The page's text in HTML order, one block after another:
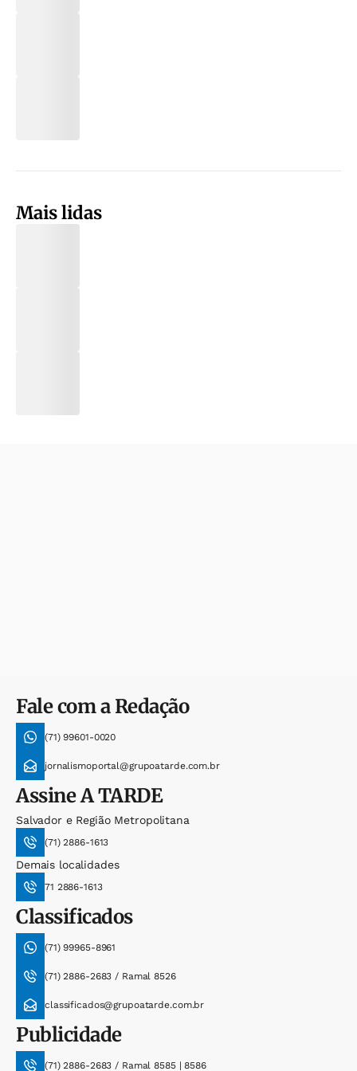
Mais lidas
Fale com a Redação
(71) 99601-0020
jornalismoportal@grupoatarde.com.br
AssineA TARDE
Salvador e Região Metropolitana
(71) 2886-1613
Demais localidades
71 2886-1613
Classificados
(71) 99965-8961
(71) 2886-2683 / Ramal 8526
classificados@grupoatarde.com.br
Publicidade
(71) 2886-2683 / Ramal 8585 | 8586